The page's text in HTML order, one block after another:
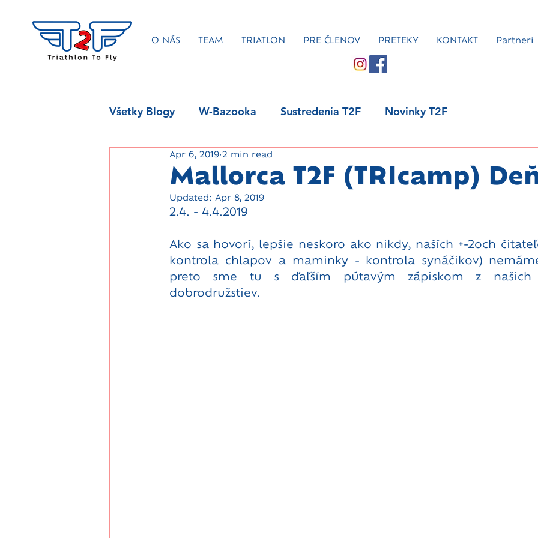
O NÁS TEAM TRIATLON PRE ČLENOV PRETEKY KONTAKT Partneri
Všetky Blogy W-Bazooka Sustredenia T2F Novinky T2F
Mallorca T2F (TRIcamp)
Apr 6, 2019 2 min read
Updated: Apr 8, 2019
2.4. - 4.4.2019
Ako sa hovorí, lepšie neskoro ako nikdy, naších +-2och
kontrola chlapov a maminky - kontrola synáčikov)
preto sme tu s ďaľším pútavým zápiskom z našich
dobrodružstiev.